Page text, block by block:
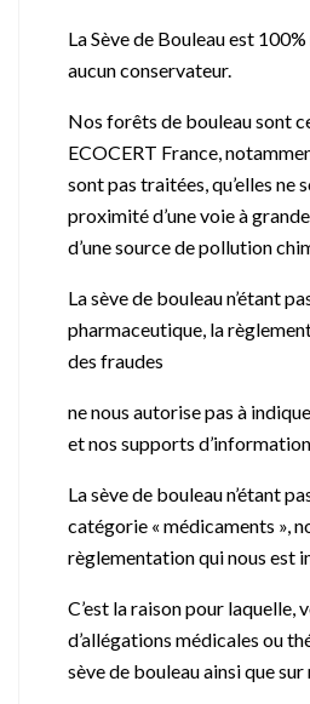
La Sève de Bouleau est
aucun conservateur.
Nos forêts de bouleau sont
ECOCERT France,
sont pas traitées, qu’elles ne
proximité d’une voie à
d’une source de pollution
La sève de bouleau n’étant
pharmaceutique, la
des fraudes
ne nous autorise pas à
et nos supports
La sève de bouleau n’étant
catégorie « médicaments »,
règlementation qui nous est
C’est la raison pour laquelle,
d’allégations médicales ou
sève de bouleau ainsi que